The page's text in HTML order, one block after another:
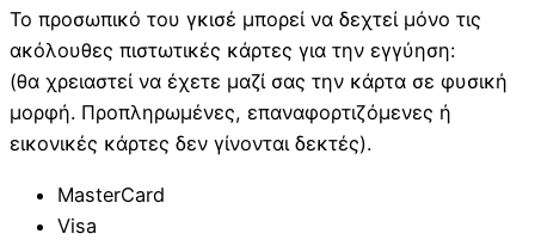
Το προσωπικό του γκισέ μπορεί να δεχτεί μόνο τις
ακόλουθες πιστωτικές κάρτες για την εγγύηση:
(θα χρειαστεί να έχετε μαζί σας την κάρτα σε φυσική
μορφή. Προπληρωμένες, επαναφορτιζόμενες ή
εικονικές κάρτες δεν γίνονται δεκτές).
MasterCard
Visa